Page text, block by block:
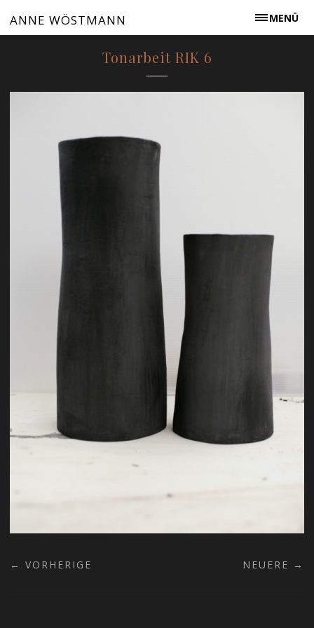
MENÜ
ANNE WÖSTMANN
Tonarbeit RIK 6
← VORHERIGE NEUERE →